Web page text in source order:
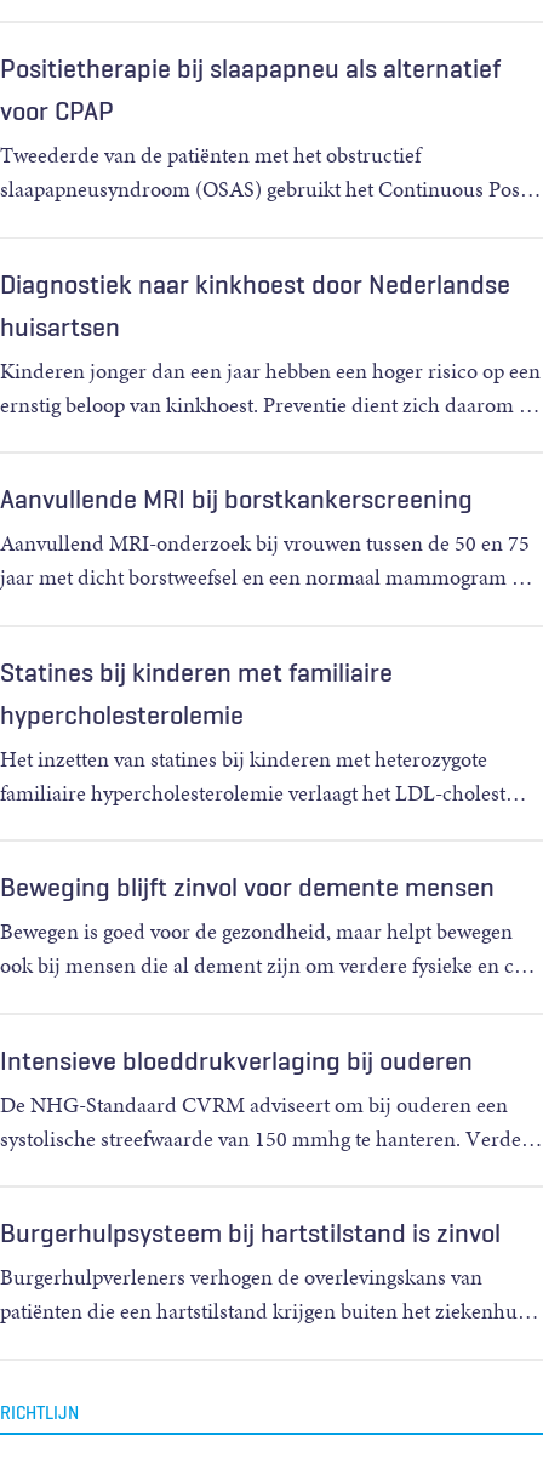
Positietherapie bij slaapapneu als alternatief
voor CPAP
Tweederde van de patiënten met het obstructief
slaapapneusyndroom (OSAS) gebruikt het Continuous Pos…
Diagnostiek naar kinkhoest door Nederlandse
huisartsen
Kinderen jonger dan een jaar hebben een hoger risico op een
ernstig beloop van kinkhoest. Preventie dient zich daarom …
Aanvullende MRI bij borstkankerscreening
Aanvullend MRI-onderzoek bij vrouwen tussen de 50 en 75
jaar met dicht borstweefsel en een normaal mammogram …
Statines bij kinderen met familiaire
hypercholesterolemie
Het inzetten van statines bij kinderen met heterozygote
familiaire hypercholesterolemie verlaagt het LDL-cholest…
Beweging blijft zinvol voor demente mensen
Bewegen is goed voor de gezondheid, maar helpt bewegen
ook bij mensen die al dement zijn om verdere fysieke en c…
Intensieve bloeddrukverlaging bij ouderen
De NHG-Standaard CVRM adviseert om bij ouderen een
systolische streefwaarde van 150 mmhg te hanteren. Verde…
Burgerhulpsysteem bij hartstilstand is zinvol
Burgerhulpverleners verhogen de overlevingskans van
patiënten die een hartstilstand krijgen buiten het ziekenhu…
RICHTLIJN